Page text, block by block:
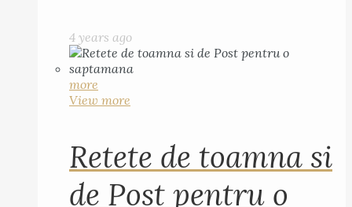
4 years ago
more
View more
Retete de toamna si
de Post pentru o